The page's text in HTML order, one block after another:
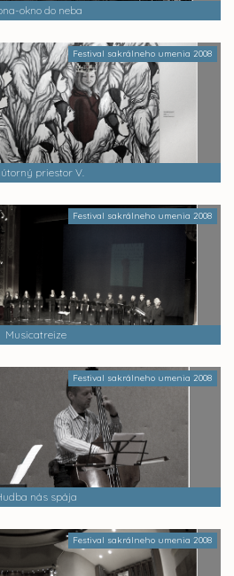
okno do neba
Festival sakrálneho umenia 2008
priestor V.
Festival sakrálneho umenia 2008
Musicatreize
Festival sakrálneho umenia 2008
nás spája
Festival sakrálneho umenia 2008